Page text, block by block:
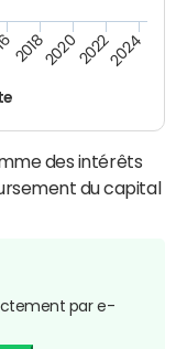
2018202020222024
des intérêts
du capital
par e-